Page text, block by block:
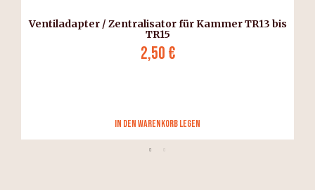
Ventiladapter / Zentralisator für Kammer TR13 bis
TR15
2,50 €
in den Warenkorb legen